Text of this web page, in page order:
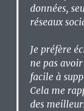
données,
réseaux
Je préfère
ne pas
facile à
Cela me
des